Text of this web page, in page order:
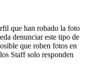
que han robado la foto
denunciar este tipo de
que roben fotos en
Staff solo responden